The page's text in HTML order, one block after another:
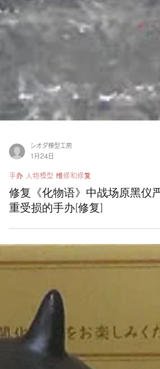
シオダ模型工房
1月24日
修复《化物语》中战场原黑仪严
重受损的手办[修复]